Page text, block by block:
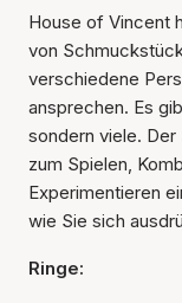
House of Vincent
von
verschiedene
ansprechen. Es
sondern viele.
zum Spielen,
Experimentieren
wie Sie sich
Ringe: